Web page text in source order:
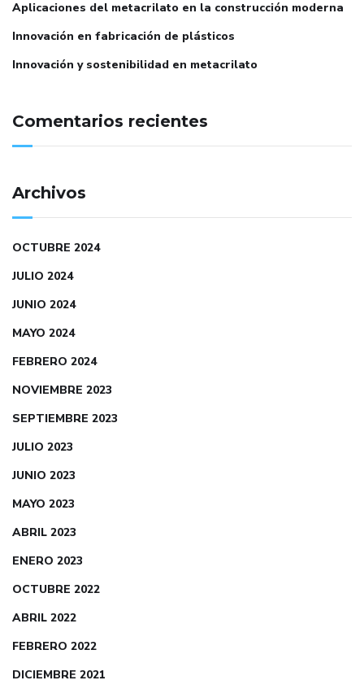
Aplicaciones del metacrilato en la construcción moderna
Innovación en fabricación de plásticos
Innovación y sostenibilidad en metacrilato
Comentarios recientes
Archivos
OCTUBRE 2024
JULIO 2024
JUNIO 2024
MAYO 2024
FEBRERO 2024
NOVIEMBRE 2023
SEPTIEMBRE 2023
JULIO 2023
JUNIO 2023
MAYO 2023
ABRIL 2023
ENERO 2023
OCTUBRE 2022
ABRIL 2022
FEBRERO 2022
DICIEMBRE 2021